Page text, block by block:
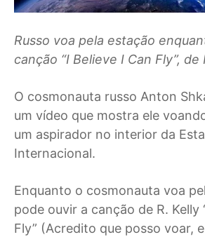
Russo voa pela estação
canção “I Believe I Can Fly”, de
O cosmonauta russo Anton
um vídeo que mostra ele
um aspirador no interior da
Internacional.
Enquanto o cosmonauta voa
pode ouvir a canção de R. Kelly
Fly” (Acredito que posso voar,